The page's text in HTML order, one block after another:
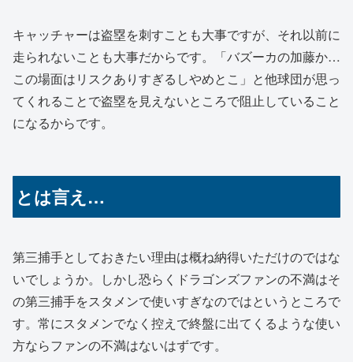
キャッチャーは盗塁を刺すことも大事ですが、それ以前に
走られないことも大事だからです。「バズーカの加藤か…
この場面はリスクありすぎるしやめとこ」と他球団が思っ
てくれることで盗塁を見えないところで阻止していること
になるからです。
とは言え…
第三捕手としておきたい理由は概ね納得いただけのではな
いでしょうか。しかし恐らくドラゴンズファンの不満はそ
の第三捕手をスタメンで使いすぎなのではというところで
す。常にスタメンでなく控えで終盤に出てくるような使い
方ならファンの不満はないはずです。